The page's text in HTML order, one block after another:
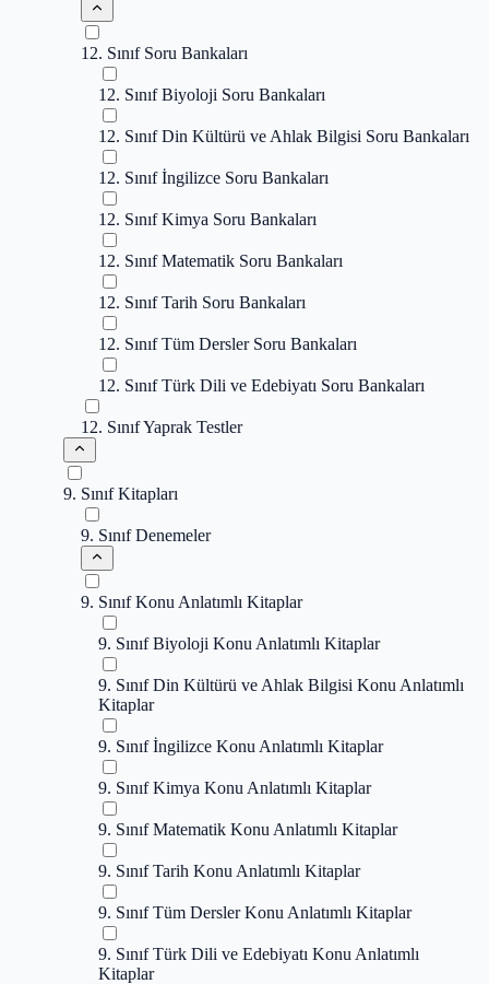
12. Sınıf Soru Bankaları
12. Sınıf Biyoloji Soru Bankaları
12. Sınıf Din Kültürü ve Ahlak Bilgisi Soru Bankaları
12. Sınıf İngilizce Soru Bankaları
12. Sınıf Kimya Soru Bankaları
12. Sınıf Matematik Soru Bankaları
12. Sınıf Tarih Soru Bankaları
12. Sınıf Tüm Dersler Soru Bankaları
12. Sınıf Türk Dili ve Edebiyatı Soru Bankaları
12. Sınıf Yaprak Testler
9. Sınıf Kitapları
9. Sınıf Denemeler
9. Sınıf Konu Anlatımlı Kitaplar
9. Sınıf Biyoloji Konu Anlatımlı Kitaplar
9. Sınıf Din Kültürü ve Ahlak Bilgisi Konu Anlatımlı
Kitaplar
9. Sınıf İngilizce Konu Anlatımlı Kitaplar
9. Sınıf Kimya Konu Anlatımlı Kitaplar
9. Sınıf Matematik Konu Anlatımlı Kitaplar
9. Sınıf Tarih Konu Anlatımlı Kitaplar
9. Sınıf Tüm Dersler Konu Anlatımlı Kitaplar
9. Sınıf Türk Dili ve Edebiyatı Konu Anlatımlı
Kitaplar